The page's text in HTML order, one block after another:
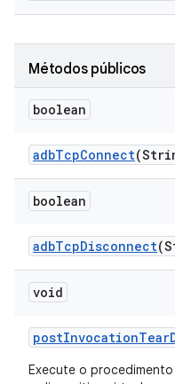
Métodos públicos
boolean
adbTcpConnect
boolean
adbTcpDisconnect
void
postInvocationTear
Execute o